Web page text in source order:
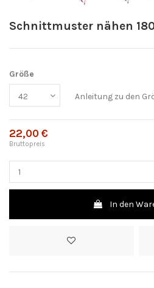
Schnittmuster nähen
Größe
Anleitung zu den
22,00 €
Bruttopreis
In den